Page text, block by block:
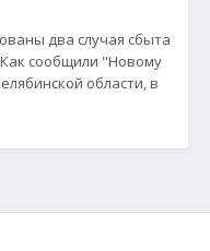
два случая сбыта
сообщили "Новому
области, в